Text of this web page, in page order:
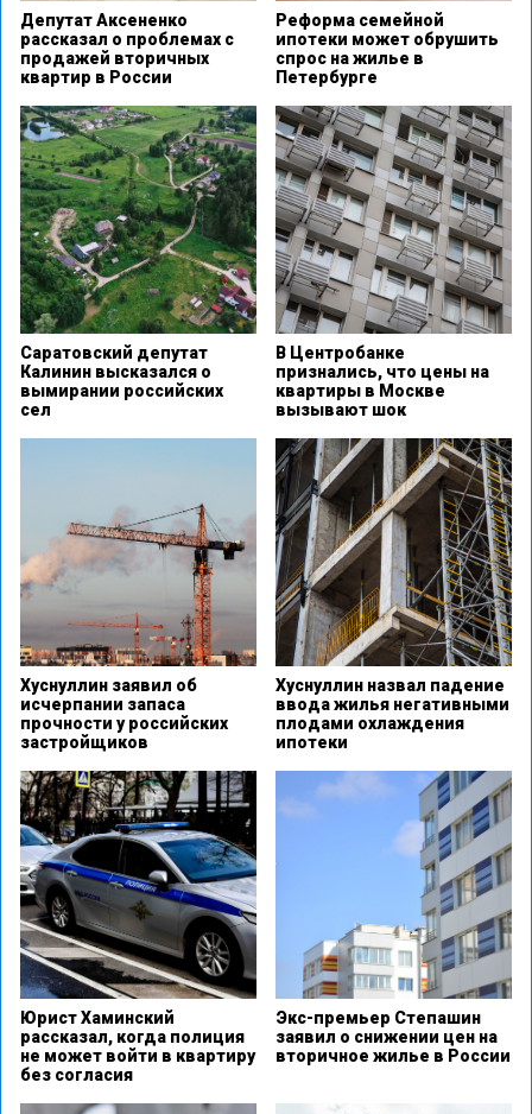
Депутат Аксененко
рассказал о проблемах с
продажей вторичных
квартир в России
Реформа семейной
ипотеки может обрушить
спрос на жилье в
Петербурге
Саратовский депутат
Калинин высказался о
вымирании российских
сел
В Центробанке
признались, что цены на
квартиры в Москве
вызывают шок
Хуснуллин заявил об
исчерпании запаса
прочности у российских
застройщиков
Хуснуллин назвал падение
ввода жилья негативными
плодами охлаждения
ипотеки
Юрист Хаминский
рассказал, когда полиция
не может войти в квартиру
без согласия
Экс-премьер Степашин
заявил о снижении цен на
вторичное жилье в России